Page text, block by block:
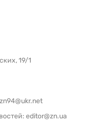
19/1
zn94@ukr.net
editor@zn.ua